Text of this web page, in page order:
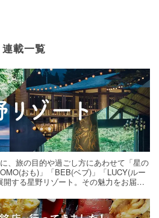
連載一覧
、旅の目的や過ごし方にあわせて「星の
おも)」「BEB(ベブ)」「LUCY(ルー
する星野リゾート。その魅力をお届け